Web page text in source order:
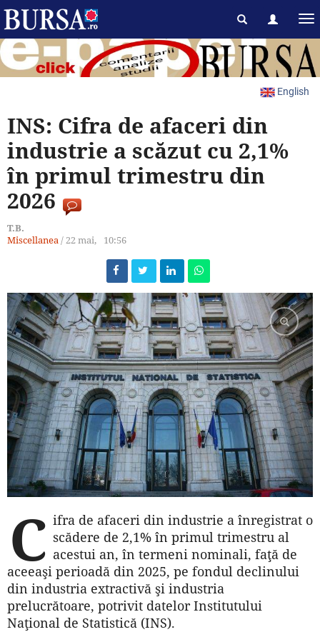
English
INS: Cifra de afaceri din
industrie a scăzut cu 2,1%
în primul trimestru din
2026
T.B.
Miscellanea/22 mai, 10:56
C ifra de afaceri din industrie a înregistrat o
scădere de 2,1% în primul trimestru al
acestui an, în termeni nominali, faţă de
aceeaşi perioadă din 2025, pe fondul declinului
din industria extractivă şi industria
prelucrătoare, potrivit datelor Institutului
Naţional de Statistică (INS).